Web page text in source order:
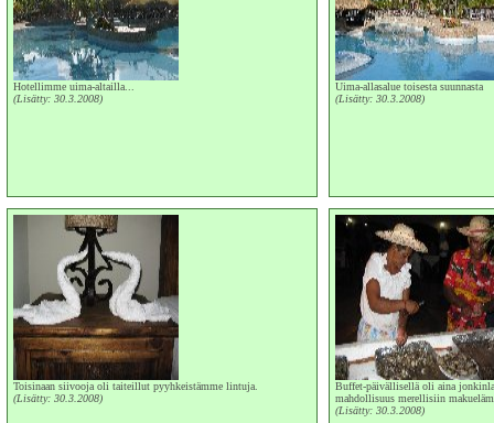
Hotellimme uima-altailla...
(Lisätty: 30.3.2008)
Uima-allasalue toisesta suunnasta
(Lisätty: 30.3.2008)
Toisinaan siivooja oli taiteillut pyyhkeistämme lintuja.
(Lisätty: 30.3.2008)
Buffet-päivällisellä oli aina
mahdollisuus merellisiin
(Lisätty: 30.3.2008)